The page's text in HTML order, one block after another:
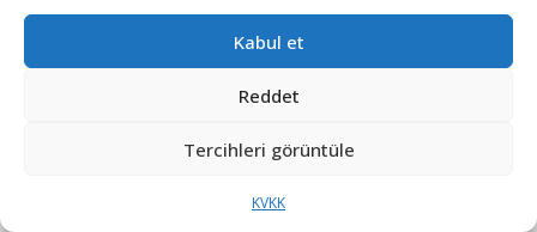
Kabul et
Reddet
Tercihleri görüntüle
KVKK
hemen kabul etmek zorundasın. Sadece
olduğun yerden başla. Bugün ne
hissediyorsan, onunla kal. Ve bil ki bu beden,
seni sen yapan hikâyenin ta kendisi.
Doğum sonrası vücut bakımı, kendinle teması
olabilir. Şimdi o hikâyeye biraz daha dikkatle,